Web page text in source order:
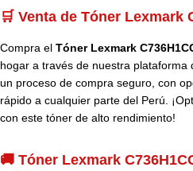
🛒 Venta de Tóner Lexmark
Compra el Tóner Lexmark
hogar a través de nuestra plataforma
un proceso de compra seguro, con
rápido a cualquier parte del Perú.
con este tóner de alto rendimiento!
🚚 Tóner Lexmark